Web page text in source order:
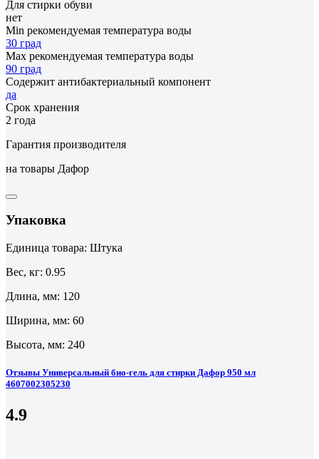
Для стирки обуви
нет
Min рекомендуемая температура воды
30 град
Мах рекомендуемая температура воды
90 град
Содержит антибактериальный компонент
да
Срок хранения
2 года
Гарантия производителя
на товары Дафор
Упаковка
Единица товара: Штука
Вес, кг: 0.95
Длина, мм: 120
Ширина, мм: 60
Высота, мм: 240
Отзывы Универсальный био-гель для стирки Дафор 950 мл
4607002305230
4.9